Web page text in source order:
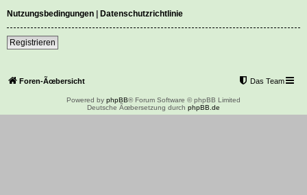
Nutzungsbedingungen | Datenschutzrichtlinie
Registrieren
Foren-Ãœbersicht Das Team
Powered by phpBB® Forum Software © phpBB Limited
Deutsche Ãœbersetzung durch phpBB.de